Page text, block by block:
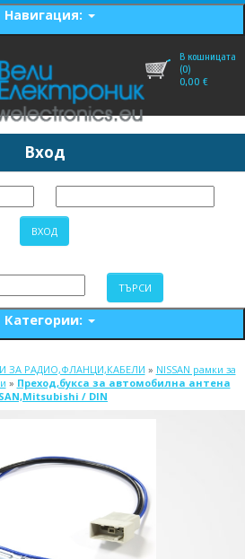
Навигация:
В кошницата
(0)
0,00 €
Вход
Категории:
ЗА РАДИО,ФЛАНЦИ,КАБЕЛИ » NISSAN рамки за
» Преход,букса за автомобилна антена
/ DIN